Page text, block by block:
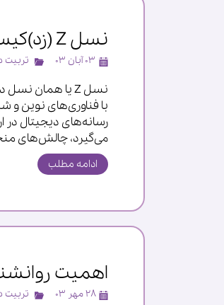
نسل Z (زد)کیست و چالش‌های تربیتی آن‌ها چیست؟
۰۳ آبان ۰۳ تربیت
با فناوری‌های نوین
رسانه‌های دیجیتال در
می‌گیرد، چالش‌های
ادامه مطلب
اهمیت
۲۸ مهر ۰۳ تربیت